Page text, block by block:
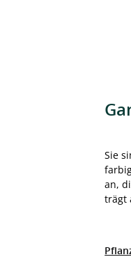
Sie
an,
trägt